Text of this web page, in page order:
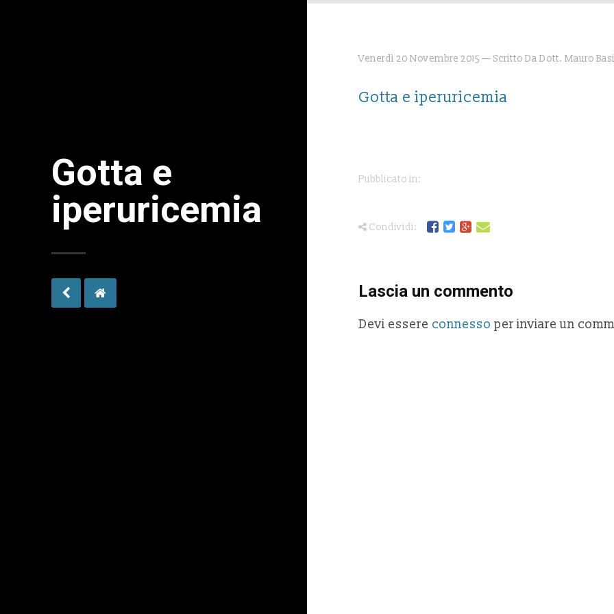
Gotta e
iperuricemia
Venerdì 20 Novembre 2015 — Scritto Da Dott. Mauro
Gotta e iperuricemia
Pubblicato in:
Condividi:
Lascia un commento
Devi essere connesso per inviare un